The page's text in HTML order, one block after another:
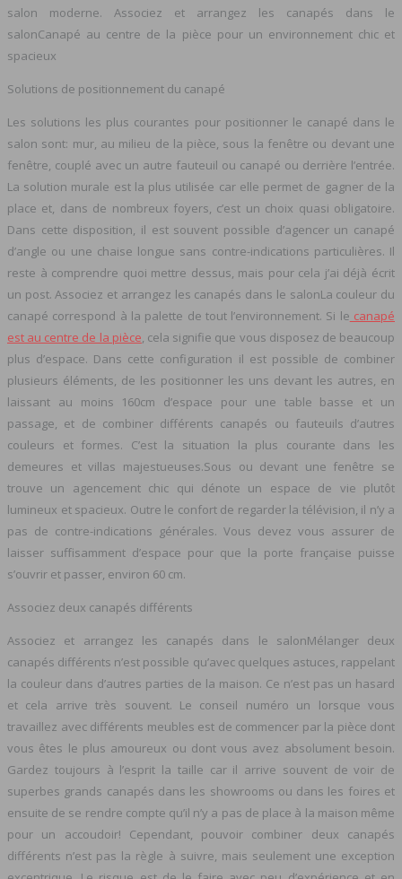
salon moderne. Associez et arrangez les canapés dans le
salonCanapé au centre de la pièce pour un environnement chic et
spacieux
Solutions de positionnement du canapé
Les solutions les plus courantes pour positionner le canapé dans le
salon sont: mur, au milieu de la pièce, sous la fenêtre ou devant une
fenêtre, couplé avec un autre fauteuil ou canapé ou derrière l’entrée.
La solution murale est la plus utilisée car elle permet de gagner de la
place et, dans de nombreux foyers, c’est un choix quasi obligatoire.
Dans cette disposition, il est souvent possible d’agencer un canapé
d’angle ou une chaise longue sans contre-indications particulières. Il
reste à comprendre quoi mettre dessus, mais pour cela j’ai déjà écrit
un post. Associez et arrangez les canapés dans le salonLa couleur du
canapé correspond à la palette de tout l’environnement. Si le canapé
est au centre de la pièce, cela signifie que vous disposez de beaucoup
plus d’espace. Dans cette configuration il est possible de combiner
plusieurs éléments, de les positionner les uns devant les autres, en
laissant au moins 160cm d’espace pour une table basse et un
passage, et de combiner différents canapés ou fauteuils d’autres
couleurs et formes. C’est la situation la plus courante dans les
demeures et villas majestueuses.Sous ou devant une fenêtre se
trouve un agencement chic qui dénote un espace de vie plutôt
lumineux et spacieux. Outre le confort de regarder la télévision, il n’y a
pas de contre-indications générales. Vous devez vous assurer de
laisser suffisamment d’espace pour que la porte française puisse
s’ouvrir et passer, environ 60 cm.
Associez deux canapés différents
Associez et arrangez les canapés dans le salonMélanger deux
canapés différents n’est possible qu’avec quelques astuces, rappelant
la couleur dans d’autres parties de la maison. Ce n’est pas un hasard
et cela arrive très souvent. Le conseil numéro un lorsque vous
travaillez avec différents meubles est de commencer par la pièce dont
vous êtes le plus amoureux ou dont vous avez absolument besoin.
Gardez toujours à l’esprit la taille car il arrive souvent de voir de
superbes grands canapés dans les showrooms ou dans les foires et
ensuite de se rendre compte qu’il n’y a pas de place à la maison même
pour un accoudoir! Cependant, pouvoir combiner deux canapés
différents n’est pas la règle à suivre, mais seulement une exception